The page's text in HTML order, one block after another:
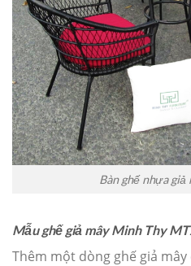
Bàn ghế nhựa giả
Mẫu ghế giả mây Minh Thy
Thêm một dòng ghế giả